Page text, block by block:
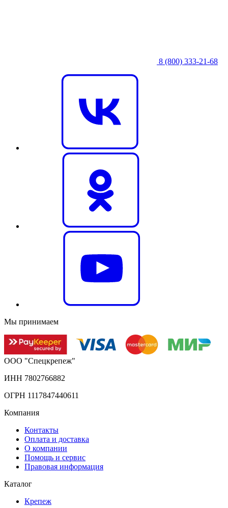
8 (800) 333‑21-68
Мы принимаем
ООО "Спецкрепеж"
ИНН 7802766882
ОГРН 1117847440611
Компания
Контакты
Оплата и доставка
О компании
Помощь и сервис
Правовая информация
Каталог
Крепеж